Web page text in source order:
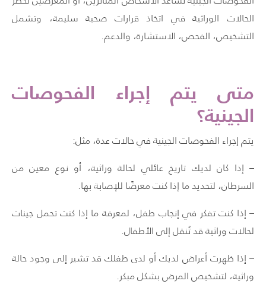
الحالات الوراثية في اتخاذ قرارات صحية سليمة، وتشمل
التشخيص، الفحص، الاستشارة، والدعم.
متى يتم إجراء الفحوصات
الجينية؟
يتم إجراء الفحوصات الجينية في حالات عدة، مثل:
– إذا كان لديك تاريخ عائلي لحالة وراثية، أو نوع معين من
السرطان، لتحديد ما إذا كنت معرضًا للإصابة بها.
– إذا كنت تفكر في إنجاب طفل، لمعرفة ما إذا كنت تحمل جينات
لحالات وراثية قد تُنقل إلى الأطفال.
– إذا ظهرت أعراض لديك أو لدى طفلك قد تشير إلى وجود حالة
وراثية، لتشخيص المرض بشكل مبكر.